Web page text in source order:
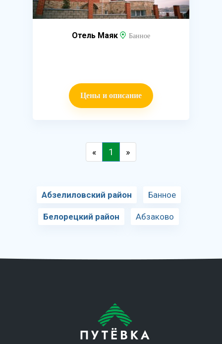
Отель Маяк Банное
Цены и описание
« 1 »
Абзелиловский район Банное
Белорецкий район Абзаково